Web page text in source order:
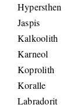
Hypersthen
Jaspis
Kalkoolith
Karneol
Koprolith
Koralle
Labradorit